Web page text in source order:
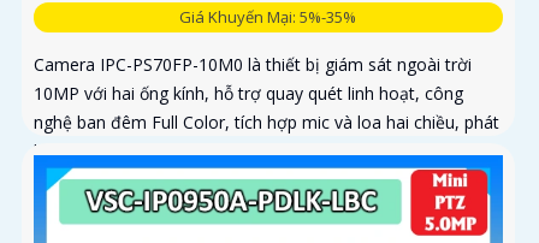
Giá Khuyến Mại: 5%-35%
Camera IPC-PS70FP-10M0 là thiết bị giám sát ngoài trời
10MP với hai ống kính, hỗ trợ quay quét linh hoạt, công
nghệ ban đêm Full Color, tích hợp mic và loa hai chiều, phát
hiện con người và phương tiện, phù hợp lắp đặt cho gia
đình, cửa hàng và văn phòng